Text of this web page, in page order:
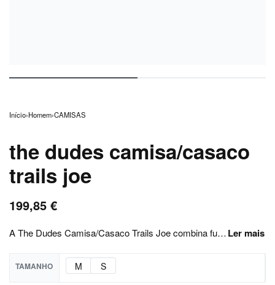
Início›Homem›CAMISAS
the dudes camisa/casaco
trails joe
199,85 €
A The Dudes Camisa/Casaco Trails Joe combina funcionalidade com identidade criativa, refletindo o ADN irreverente da marca. Esta overshirt versátil é perfeita para meia-estação, funcionando tanto como camisa estruturada como casaco leve. Confeccionada com materiais de qualidade superior, oferece conforto, resistência e um ajuste equilibrado. O design Trails Joe acrescenta personalidade à peça, tornando-a ideal para quem procura um look urbano com carácter. Pode ser usada fechada para um visual mais clean ou aberta sobre uma t-shirt gráfica para um estilo mais descontraído. ✔ Construção premium resistente✔ Ideal para layering✔ Design criativo exclusivo✔ Versátil para meia-estação✔ Peça diferenciadora no guarda-roupa Se procuras uma overshirt com identidade forte e acabamento superior, a The Dudes Trails Joe é uma aposta segura. 👉 Garante já a tua antes que os tamanhos esgotem.
TAMANHO M S